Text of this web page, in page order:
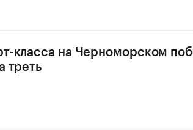
класса на Черноморском
треть